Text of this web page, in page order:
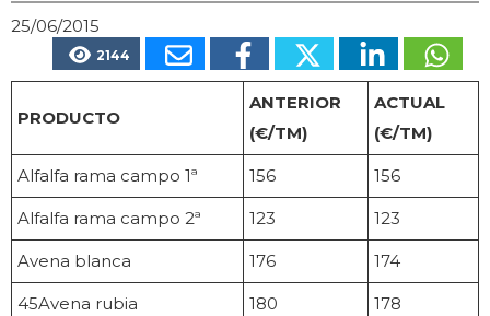
25/06/2015
2144
PRODUCTO
ANTERIOR
(€/TM)
ACTUAL
(€/TM)
Alfalfa rama campo 1ª 156 156
Alfalfa rama campo 2ª 123 123
Avena blanca 176 174
45Avena rubia 180 178